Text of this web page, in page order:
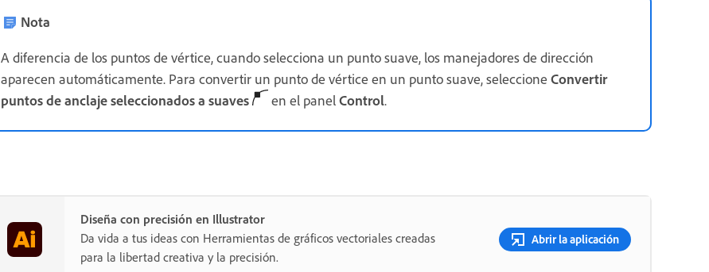
Nota
A diferencia de los puntos de vértice, cuando selecciona un punto suave, los manejadores de dirección
aparecen automáticamente. Para convertir un punto de vértice en un punto suave, seleccione Convertir
puntos de anclaje seleccionados a suaves
en el panelControl.
Diseña con precisión en Illustrator
Da vida a tus ideas con Herramientas de gráficos vectoriales creadas
para la libertad creativa y la precisión.
Abrir la aplicación